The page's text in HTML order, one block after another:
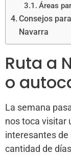
Áreas
Consejos
Navarra
Ruta a
o
La semana
nos toca visitar
interesantes de
cantidad de